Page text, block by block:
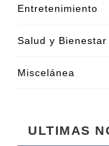
Entretenimiento
Salud y Bienestar
Miscelánea
ULTIMAS